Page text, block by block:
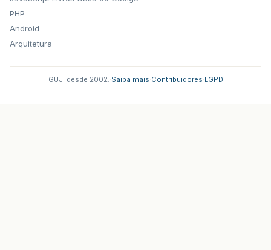
PHP
Android
Arquitetura
GUJ: desde 2002. Saiba mais Contribuidores LGPD